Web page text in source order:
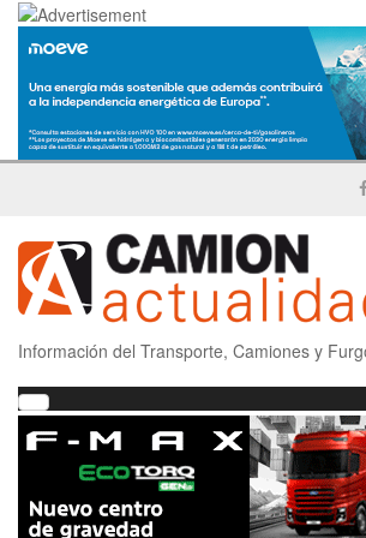
Información del Transporte, Camiones y